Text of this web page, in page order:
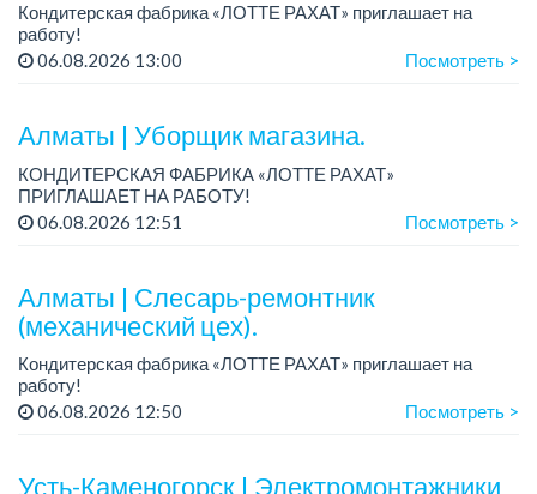
Кондитерская фабрика «ЛОТТЕ РАХАТ» приглашает на
работу!
Зарплата: до 275 000 тенге.
06.08.2026 13:00 Посмотреть >
Алматы | Уборщик магазина.
КОНДИТЕРСКАЯ ФАБРИКА «ЛОТТЕ РАХАТ»
ПРИГЛАШАЕТ НА РАБОТУ!
График работы: сменный.
06.08.2026 12:51 Посмотреть >
Алматы | Слесарь-ремонтник
(механический цех).
Кондитерская фабрика «ЛОТТЕ РАХАТ» приглашает на
работу!
График работы: сменный.
06.08.2026 12:50 Посмотреть >
Усть-Каменогорск | Электромонтажники